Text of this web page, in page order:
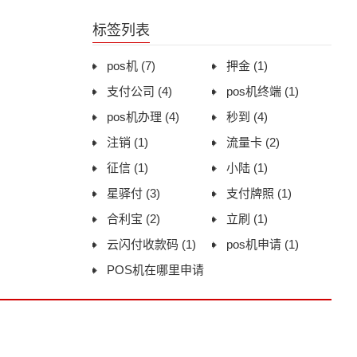
标签列表
pos机 (7) 押金 (1)
支付公司 (4) pos机终端 (1)
pos机办理 (4) 秒到 (4)
注销 (1) 流量卡 (2)
征信 (1) 小陆 (1)
星驿付 (3) 支付牌照 (1)
合利宝 (2) 立刷 (1)
云闪付收款码 (1) pos机申请 (1)
POS机在哪里申请